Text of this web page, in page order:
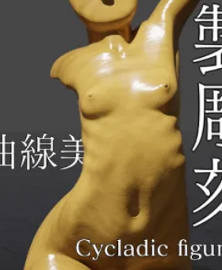
書籍・雑誌出版
チャレンジ
CAMPFIRE for
CAMPFIREふるさと